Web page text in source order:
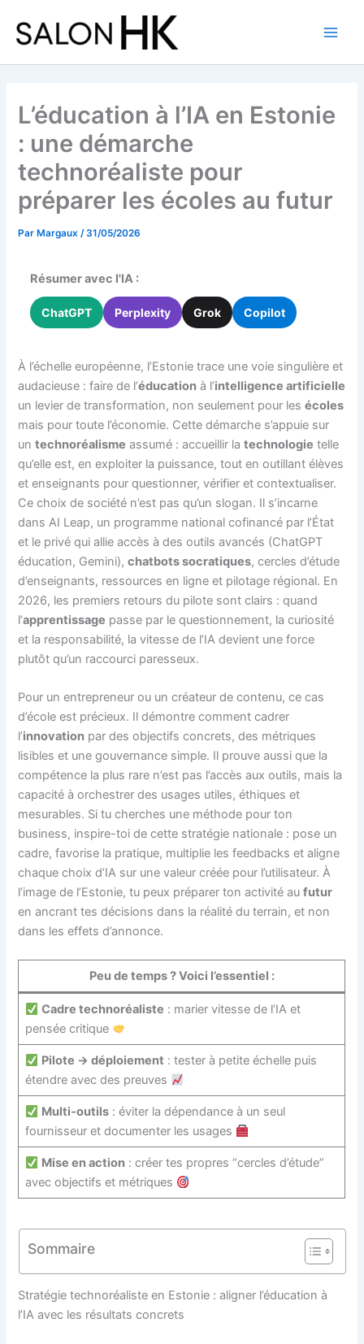
contenu
L’éducation à l’IA en Estonie
: une démarche
technoréaliste pour
préparer les écoles au futur
ParMargaux /31/05/2026
Résumer avec l'IA :
ChatGPT Perplexity Grok Copilot
À l’échelle européenne, l’Estonie trace une voie singulière et
audacieuse : faire de l’éducation à l’intelligence artificielle
un levier de transformation, non seulement pour lesécoles
mais pour toute l’économie. Cette démarche s’appuie sur
untechnoréalisme assumé : accueillir latechnologie telle
qu’elle est, en exploiter la puissance, tout en outillant élèves
et enseignants pour questionner, vérifier et contextualiser.
Ce choix de société n’est pas qu’un slogan. Il s’incarne
dans AI Leap, un programme national cofinancé par l’État
et le privé qui allie accès à des outils avancés (ChatGPT
éducation, Gemini),chatbots socratiques, cercles d’étude
d’enseignants, ressources en ligne et pilotage régional. En
2026, les premiers retours du pilote sont clairs : quand
l’apprentissage passe par le questionnement, la curiosité
et la responsabilité, la vitesse de l’IA devient une force
plutôt qu’un raccourci paresseux.
Pour un entrepreneur ou un créateur de contenu, ce cas
d’école est précieux. Il démontre comment cadrer
l’innovation par des objectifs concrets, des métriques
lisibles et une gouvernance simple. Il prouve aussi que la
compétence la plus rare n’est pas l’accès aux outils, mais la
capacité à orchestrer des usages utiles, éthiques et
mesurables. Si tu cherches une méthode pour ton
business, inspire-toi de cette stratégie nationale : pose un
cadre, favorise la pratique, multiplie les feedbacks et aligne
chaque choix d’IA sur une valeur créée pour l’utilisateur. À
l’image de l’Estonie, tu peux préparer ton activité aufutur
en ancrant tes décisions dans la réalité du terrain, et non
dans les effets d’annonce.
Peu de temps ? Voici l’essentiel :
Cadre technoréaliste : marier vitesse de l’IA et
pensée critique
Pilote -> déploiement : tester à petite échelle puis
étendre avec des preuves
Multi‑outils : éviter la dépendance à un seul
fournisseur et documenter les usages
Mise en action : créer tes propres “cercles d’étude”
avec objectifs et métriques
Sommaire
Stratégie technoréaliste en Estonie : aligner l’éducation à
l’IA avec les résultats concrets